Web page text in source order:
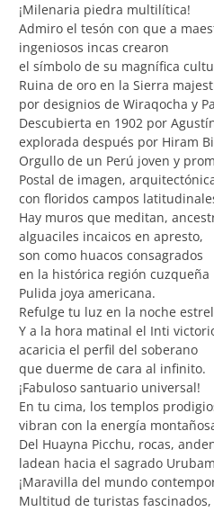
¡Milenaria piedra multilítica!
Admiro el tesón con que a
ingeniosos incas crearon
el símbolo de su magnífica
Ruina de oro en la Sierra
por designios de Wiraqocha y
Descubierta en 1902 por
explorada después por Hiram
Orgullo de un Perú joven y
Postal de imagen,
con floridos campos
Hay muros que meditan,
alguaciles incaicos en apresto,
son como huacos consagrados
en la histórica región cuzqueña
Pulida joya americana.
Refulge tu luz en la noche
Y a la hora matinal el Inti
acaricia el perfil del soberano
que duerme de cara al infinito.
¡Fabuloso santuario universal!
En tu cima, los templos
vibran con la energía
Del Huayna Picchu, rocas,
ladean hacia el sagrado
¡Maravilla del mundo
Multitud de turistas fascinados,